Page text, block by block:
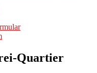
Quartier